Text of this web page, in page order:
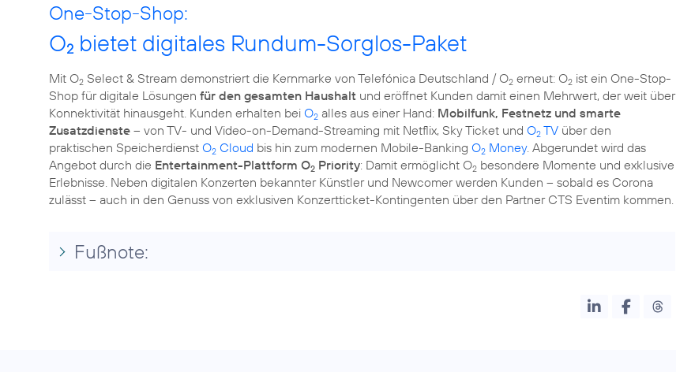
One-Stop-Shop:
O2 bietet digitales Rundum-Sorglos-Paket
Mit O2 Select & Stream demonstriert die Kernmarke von Telefónica Deutschland / O2 erneut: O2 ist ein One-Stop-
Shop für digitale Lösungen für den gesamten Haushalt und eröffnet Kunden damit einen Mehrwert, der weit über
Konnektivität hinausgeht. Kunden erhalten bei O2 alles aus einer Hand: Mobilfunk, Festnetz und smarte
Zusatzdienste – von TV- und Video-on-Demand-Streaming mit Netflix, Sky Ticket und O2 TV über den
praktischen Speicherdienst O2 Cloud bis hin zum modernen Mobile-Banking O2 Money. Abgerundet wird das
Angebot durch die Entertainment-Plattform O2 Priority: Damit ermöglicht O2 besondere Momente und exklusive
Erlebnisse. Neben digitalen Konzerten bekannter Künstler und Newcomer werden Kunden – sobald es Corona
zulässt – auch in den Genuss von exklusiven Konzertticket-Kontingenten über den Partner CTS Eventim kommen.
Fußnote: